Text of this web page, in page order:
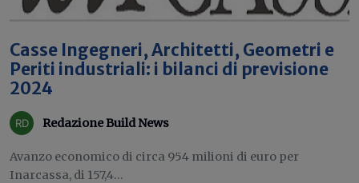
Casse Ingegneri, Architetti, Geometri e
Periti industriali: i bilanci di previsione
2024
Redazione Build News
Avanzo economico di circa 954 milioni di euro per
Inarcassa, di 157,4...